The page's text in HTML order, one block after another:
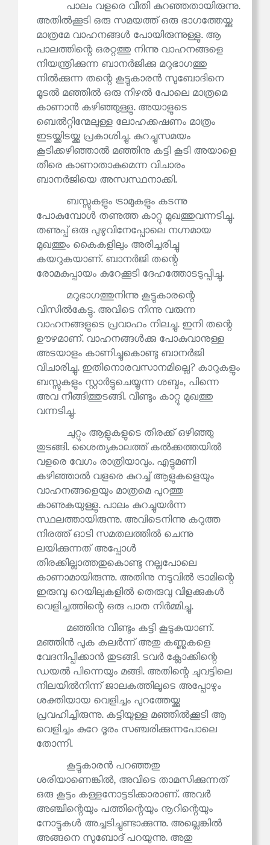
പാലം വളരെ വീതി കുറഞ്ഞതായിരുന്നു.
അതിൽക്കൂടി ഒരു സമയത്ത് ഒരു ഭാഗത്തേയ്ക്കു
മാത്രമേ വാഹനങ്ങൾ പോയിരുന്നുള്ളു. ആ
പാലത്തിന്റെ ഒരറ്റത്തു നിന്നു വാഹനങ്ങളെ
നിയന്ത്രിക്കുന്ന ബാനർജിക്കു മറുഭാഗത്തു
നിൽക്കുന്ന തന്റെ കൂട്ടുകാരൻ സുബോദിനെ
മൂടൽ മഞ്ഞിൽ ഒരു നിഴൽ പോലെ മാത്രമെ
കാണാൻ കഴിഞ്ഞുള്ളു. അയാളുടെ
ബെൽറ്റിന്മേലുള്ള ലോഹക്കഷണം മാത്രം
ഇടയ്ക്കിടയ്ക്കു പ്രകാശിച്ചു. കുറച്ചുസമയം
കൂടിക്കഴിഞ്ഞാൽ മഞ്ഞിനു കട്ടി കൂടി അയാളെ
തീരെ കാണാതാകുമെന്ന വിചാരം
ബാനർജിയെ അസ്വസ്ഥനാക്കി.
ബസ്സുകളും ട്രാമുകളും കടന്നു
പോകുമ്പോൾ തണുത്ത കാറ്റു മുഖത്തുവന്നടിച്ചു.
തണുപ്പ് ഒരു പുഴുവിനേപ്പോലെ നഗ്നമായ
മുഖത്തും കൈകളിലും അരിച്ചരിച്ചു
കയറുകയാണ്. ബാനർജി തന്റെ
രോമകുപ്പായം കുറേക്കൂടി ദേഹത്തോടടുപ്പിച്ചു.
മറുഭാഗത്തുനിന്നു കൂട്ടുകാരന്റെ
വിസിൽകേട്ടു. അവിടെ നിന്നു വരുന്ന
വാഹനങ്ങളുടെ പ്രവാഹം നിലച്ചു. ഇനി തന്റെ
ഊഴമാണ്. വാഹനങ്ങൾക്കു പോകുവാനുള്ള
അടയാളം കാണിച്ചുകൊണ്ടു ബാനർജി
വിചാരിച്ചു. ഇതിനൊരവസാനമില്ലെ? കാറുകളും
ബസ്സുകളും സ്റ്റാർട്ടുചെയ്യുന്ന ശബ്ദം, പിന്നെ
അവ നീങ്ങിത്തുടങ്ങി. വീണ്ടും കാറ്റു മുഖത്തു
വന്നടിച്ചു.
ചുറ്റും ആളുകളുടെ തിരക്ക് ഒഴിഞ്ഞു
തുടങ്ങി. ശൈത്യകാലത്ത് കൽക്കത്തയിൽ
വളരെ വേഗം രാത്രിയാവും. എട്ടുമണി
കഴിഞ്ഞാൽ വളരെ കുറച്ച് ആളുകളെയും
വാഹനങ്ങളെയും മാത്രമെ പുറത്തു
കാണുകയുള്ളു. പാലം കുറച്ചുയർന്ന
സ്ഥലത്തായിരുന്നു. അവിടെനിന്നു കറുത്ത
നിരത്ത് ഓടി സമതലത്തിൽ ചെന്നു
ലയിക്കുന്നത് അപ്പോൾ
തിരക്കില്ലാത്തതുകൊണ്ടു നല്ലപോലെ
കാണാമായിരുന്നു. അതിനു നടുവിൽ ട്രാമിന്റെ
ഇരുമ്പു റെയിലുകളിൽ തെരുവു വിളക്കുകൾ
വെളിച്ചത്തിന്റെ ഒരു പാത നിർമ്മിച്ചു.
മഞ്ഞിനു വീണ്ടും കട്ടി കൂടുകയാണ്.
മഞ്ഞിൻ പുക കലർന്ന് അതു കണ്ണുകളെ
വേദനിപ്പിക്കാൻ തുടങ്ങി. ടവർ ക്ലോക്കിന്റെ
ഡയൽ പിന്നെയും മങ്ങി. അതിന്റെ ചുവട്ടിലെ
നിലയിൽനിന്ന് ജാലകത്തിലൂടെ അപ്പോഴും
ശക്തിയായ വെളിച്ചം പുറത്തേയ്ക്കു
പ്രവഹിച്ചിരുന്നു. കട്ടിയുള്ള മഞ്ഞിൽക്കൂടി ആ
വെളിച്ചം കുറേ ദൂരം സഞ്ചരിക്കുന്നപോലെ
തോന്നി.
കൂട്ടുകാരൻ പറഞ്ഞതു
ശരിയാണെങ്കിൽ, അവിടെ താമസിക്കുന്നത്
ഒരു കൂട്ടം കള്ളനോട്ടടിക്കാരാണ്. അവർ
അഞ്ചിന്റെയും പത്തിന്റെയും നൂറിന്റെയും
നോട്ടുകൾ അച്ചടിച്ചുണ്ടാക്കുന്നു. അല്ലെങ്കിൽ
അങ്ങനെ സുബോദ് പറയുന്നു. അതു